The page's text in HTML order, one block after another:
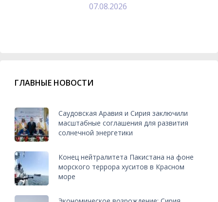
07.08.2026
ГЛАВНЫЕ НОВОСТИ
Саудовская Аравия и Сирия заключили
масштабные соглашения для развития
солнечной энергетики
Конец нейтралитета Пакистана на фоне
морского террора хуситов в Красном
море